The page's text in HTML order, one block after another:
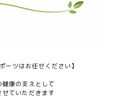
ーツはお任せください】
康の支えとして
ていただきます